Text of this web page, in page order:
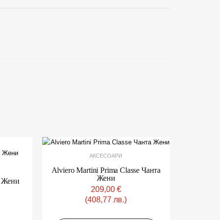
Жени
АКСЕСОАРИ
Alviero Martini Prima Classe Чанта
Жени
209,00 €
(408,77 лв.)
This
has
variants.
The
may
be